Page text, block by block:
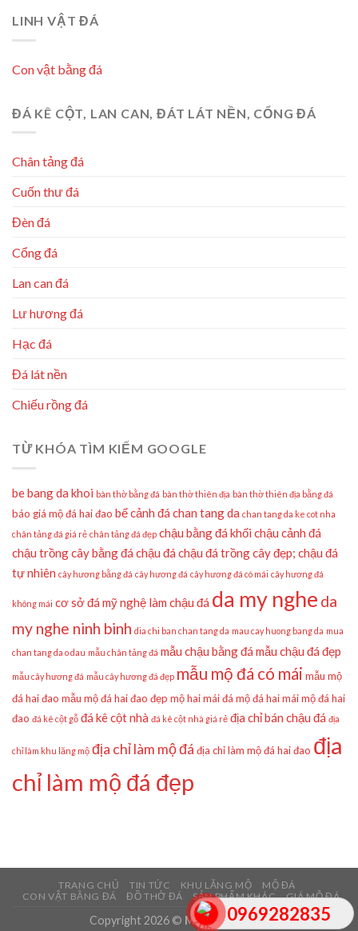
0969282835
LINH VẬT ĐÁ
Con vật bằng đá
ĐÁ KÊ CỘT, LAN CAN, ĐÁT LÁT NỀN, CỔNG ĐÁ
Chân tảng đá
Cuốn thư đá
Đèn đá
Cổng đá
Lan can đá
Lư hương đá
Hạc đá
Đá lát nền
Chiếu rồng đá
TỪ KHÓA TÌM KIẾM GOOGLE
be bang da khoi bàn thờ bằng đá bàn thờ thiên địa bàn thờ thiên địa bằng đá
báo giá mộ đá hai đao bể cảnh đá chan tang da chan tang da ke cot nha
chân tảng đá giá rẻ chân tảng đá đẹp chậu bằng đá khối chậu cảnh đá
chậu trồng cây bằng đá chậu đá chậu đá trồng cây đẹp; chậu đá
tự nhiên cây hương bằng đá cây hương đá cây hương đá có mái cây hương đá
không mái cơ sở đá mỹ nghệ làm chậu đá da my nghe da
my nghe ninh binh dia chi ban chan tang da mau cay huong bang da mua
chan tang da o dau mẫu chân tảng đá mẫu chậu bằng đá mẫu chậu đá đẹp
mẫu cây hương đá mẫu cây hương đá đẹp mẫu mộ đá có mái mẫu mộ
đá hai đao mẫu mộ đá hai đao đẹp mộ hai mái đá mộ đá hai máimộ đá hai
đao đá kê cột gỗ đá kê cột nhà đá kê cột nhà giá rẻ địa chỉ bán chậu đá địa
chỉ làm khu lăng mộ địa chỉ làm mộ đá địa chỉ làm mộ đá hai đao địa
chỉ làm mộ đá đẹp
TRANG CHỦ TIN TỨC KHU LĂNG MỘ
MỘ ĐÁ
CON VẬT BẰNG ĐÁ
ĐỒ THỜ ĐÁ SẢN PHẨM KHÁC GIÁ MỘ ĐÁ
Copyright 2026 © Mẫu Mộ Đá Đẹp